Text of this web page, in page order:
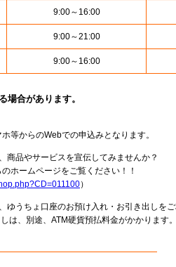
9:00～16:00
9:00～21:00
9:00～16:00
場合があります。
等からのWebでの申込みとなります。
商品やサービスを宣伝してみませんか？
ホームページをご覧ください！！
）
ゆうちょ口座のお預け入れ・お引き出しをご
は、別途、ATM硬貨預払料金がかかります。